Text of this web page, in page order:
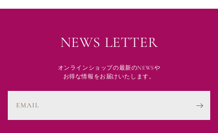
NEWS LETTER
オンラインショップの最新のNEWSや
お得な情報をお届けいたします。
EMAIL